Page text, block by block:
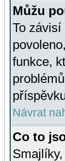
Můžu
To závisí
funkce,
Návrat
Co to